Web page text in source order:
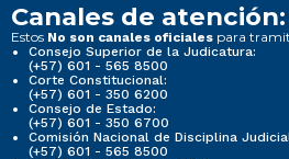
Canales de atención:
Estos No son canales oficiales para
Consejo Superior de la Judicatura:
(+57) 601 - 565 8500
Corte Constitucional:
(+57) 601 - 350 6200
Consejo de Estado:
(+57) 601 - 350 6700
Comisión Nacional de Disciplina
(+57) 601 - 565 8500